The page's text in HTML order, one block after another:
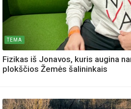
TEMA
Fizikas iš Jonavos, kuris augina
plokščios Žemės šalininkais